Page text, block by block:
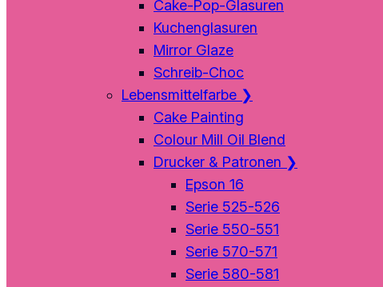
Cake-Pop-Glasuren
Kuchenglasuren
Mirror Glaze
Schreib-Choc
Lebensmittelfarbe ❯
Cake Painting
Colour Mill Oil Blend
Drucker & Patronen ❯
Epson 16
Serie 525-526
Serie 550-551
Serie 570-571
Serie 580-581